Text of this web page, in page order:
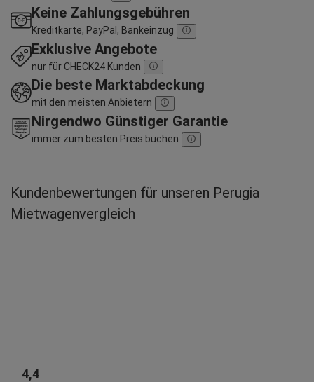
Keine Zahlungsgebühren
Kreditkarte, PayPal, Bankeinzug
Exklusive Angebote
nur für CHECK24 Kunden
Die beste Marktabdeckung
mit den meisten Anbietern
Nirgendwo Günstiger Garantie
immer zum besten Preis buchen
Kundenbewertungen für unseren Perugia
Mietwagenvergleich
4,4